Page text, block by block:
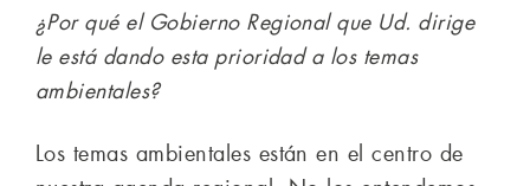
¿Por qué el Gobierno Regional que Ud. dirige
le está dando esta prioridad a los temas
ambientales?
Los temas ambientales están en el centro de